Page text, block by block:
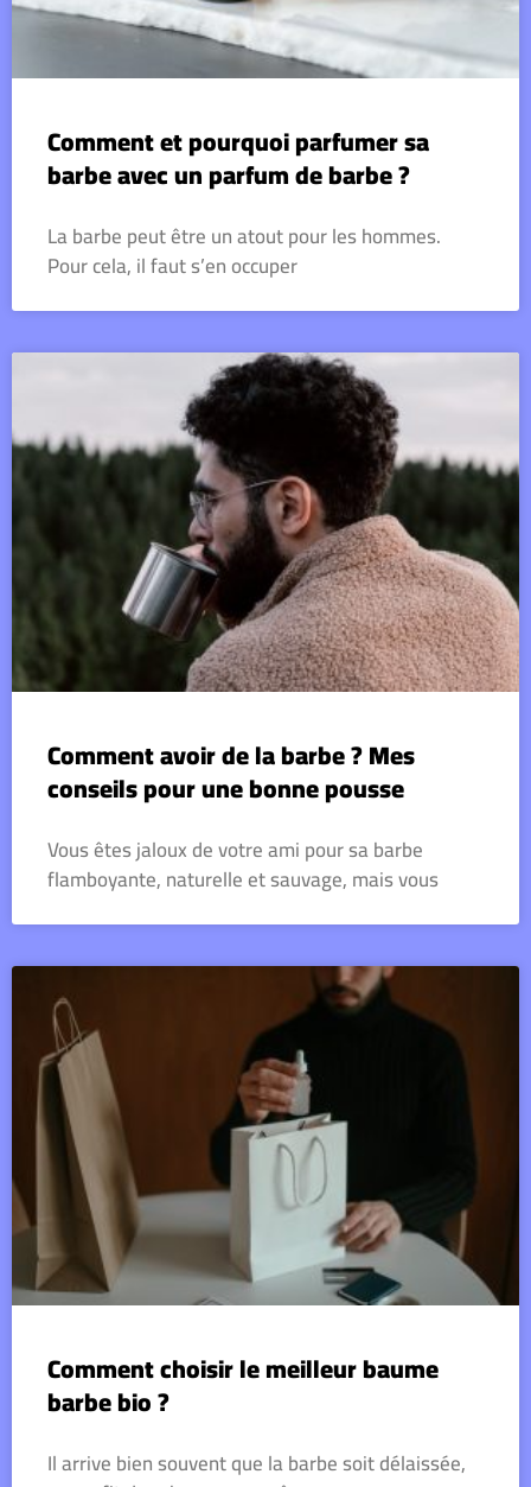
Comment et pourquoi parfumer sa
barbe avec un parfum de barbe ?
La barbe peut être un atout pour les hommes.
Pour cela, il faut s’en occuper
Comment avoir de la barbe ? Mes
conseils pour une bonne pousse
Vous êtes jaloux de votre ami pour sa barbe
flamboyante, naturelle et sauvage, mais vous
Comment choisir le meilleur baume
barbe bio ?
Il arrive bien souvent que la barbe soit délaissée,